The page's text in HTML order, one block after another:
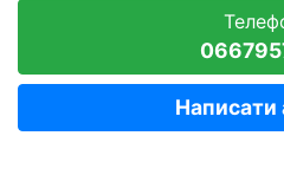
Написати